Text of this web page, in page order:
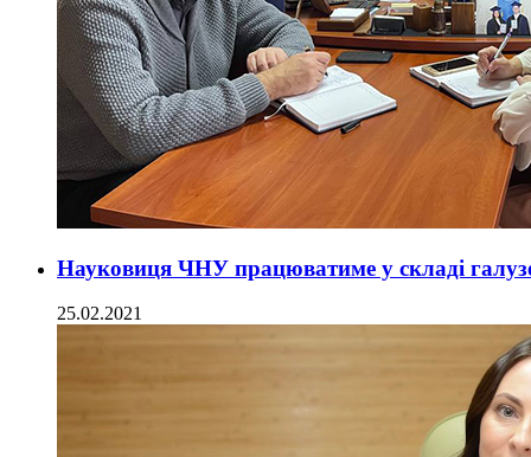
Науковиця ЧНУ працюватиме у складі
25.02.2021